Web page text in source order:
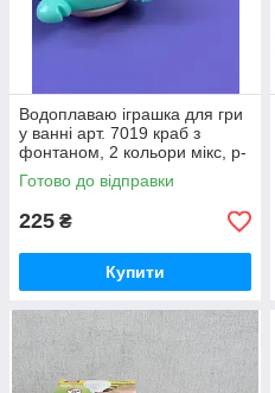
Водоплаваю іграшка для гри
у ванні арт. 7019 краб з
фонтаном, 2 кольори мікс, р-
р10, 2*9*10, короб.
Готово до відправки
225 ₴
Купити